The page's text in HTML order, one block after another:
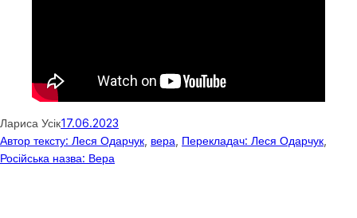
Лариса Усік17.06.2023
Автор тексту: Леся Одарчук вера Перекладач: Леся Одарчук
Російська назва: Вера